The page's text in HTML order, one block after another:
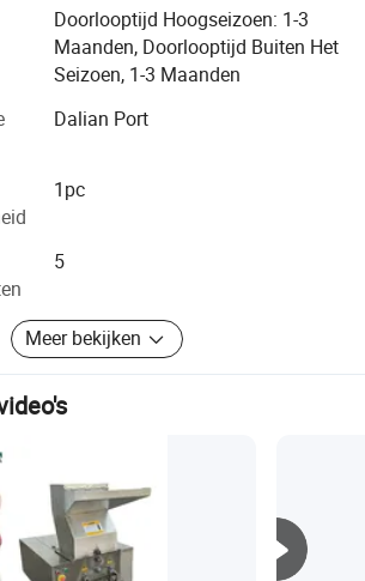
Doorlooptijd Hoogseizoen: 1-3
Maanden, Doorlooptijd Buiten Het
Seizoen, 1-3 Maanden
Dalian Port
1pc
5
Meer bekijken